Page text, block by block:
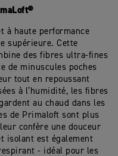
à haute performance
supérieure. Cette
des fibres ultra-fines
de minuscules poches
tout en repoussant
à l’humidité, les fibres
au chaud dans les
de Primaloft sont plus
confère une douceur
isolant est également
- idéal pour les